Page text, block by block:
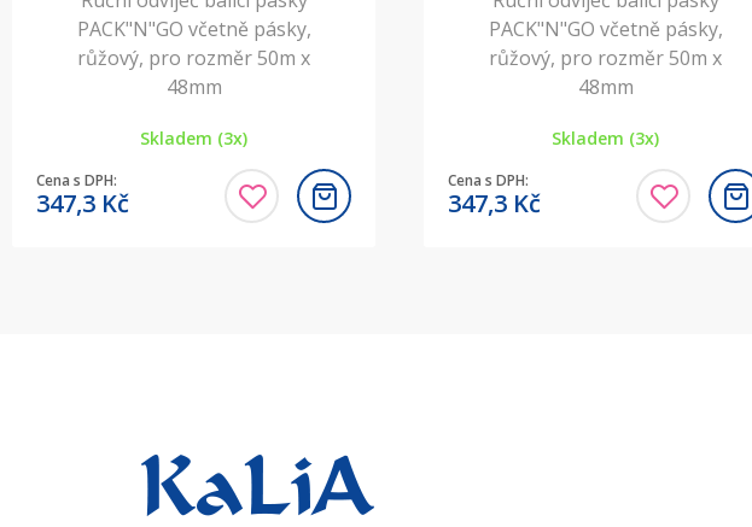
PACK"N"GO včetně pásky,
růžový, pro rozměr 50m x
48mm
Skladem (3x)
Cena s DPH:
347,3 Kč
PACK"N"GO včetně pásky,
růžový, pro rozměr 50m x
48mm
Skladem (3x)
Cena s DPH:
347,3 Kč